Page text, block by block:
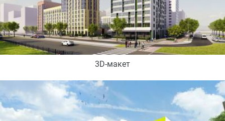
3D-макет